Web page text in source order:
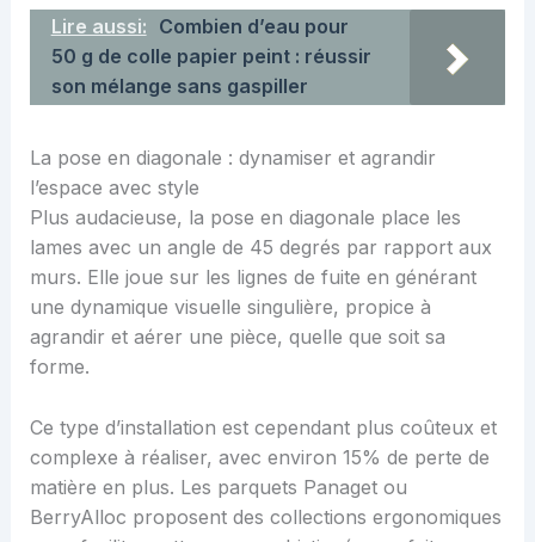
Lire aussi: Combien d’eau pour
50 g de colle papier peint : réussir
son mélange sans gaspiller
La pose en diagonale : dynamiser et agrandir
l’espace avec style
Plus audacieuse, la pose en diagonale place les
lames avec un angle de 45 degrés par rapport aux
murs. Elle joue sur les lignes de fuite en générant
une dynamique visuelle singulière, propice à
agrandir et aérer une pièce, quelle que soit sa
forme.
Ce type d’installation est cependant plus coûteux et
complexe à réaliser, avec environ 15% de perte de
matière en plus. Les parquets Panaget ou
BerryAlloc proposent des collections ergonomiques